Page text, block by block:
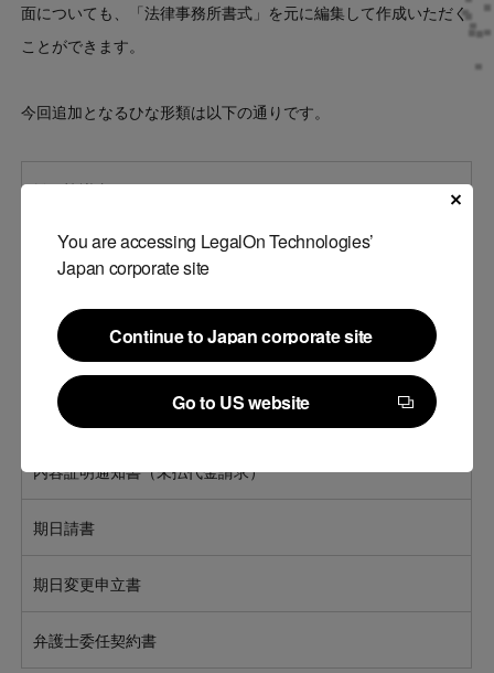
You are accessing LegalOn Technologies’
Japan corporate site
Continue to Japan corporate site
Continue to Japan corporate site
Go to US website
Go to US website
面についても、「法律事務所書式」を元に編集して作成いただく
ことができます。
今回追加となるひな形類は以下の通りです。
離婚協議書
和解契約書
示談書
遺言書（自筆証書遺言）
内容証明通知書（未払代金請求）
期日請書
期日変更申立書
弁護士委任契約書